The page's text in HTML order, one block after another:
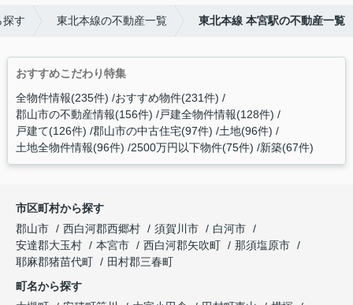
探す 東北本線の不動産一覧 東北本線 本宮駅の不動産一覧
おすすめこだわり特集
全物件情報(235件) おすすめ物件(231件)
郡山市の不動産情報(156件) 戸建全物件情報(128件)
戸建て(126件) 郡山市の中古住宅(97件) 土地(96件)
土地全物件情報(96件) 2500万円以下物件(75件) 新築(67件)
市区町村から探す
郡山市
西白河郡西郷村 須賀川市
白河市
安達郡大玉村
本宮市 西白河郡矢吹町
那須塩原市
耶麻郡猪苗代町
田村郡三春町
町名から探す